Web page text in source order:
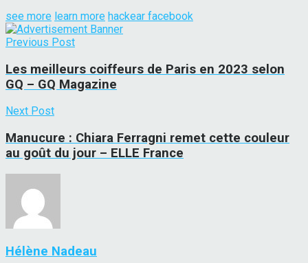
see more learn more hackear facebook
Previous Post
Les meilleurs coiffeurs de Paris en 2023 selon
GQ – GQ Magazine
Next Post
Manucure : Chiara Ferragni remet cette couleur
au goût du jour – ELLE France
Hélène Nadeau